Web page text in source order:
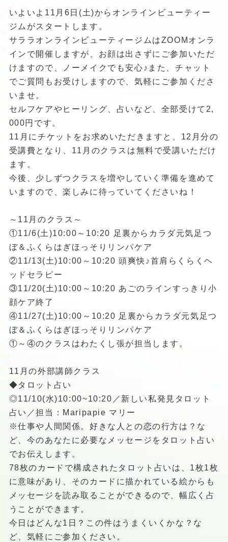
いよいよ11月6日(土)からオンラインビューティー
ジムがスタートします。
サララオンラインビューティージムはZOOMオンラ
インで開催しますが、お顔は出さずにご参加いただ
けますので、ノーメイクでも安心♪また、チャット
でご質問もお受けしますので、気軽にご参加くださ
いませ。
セルフケアやヒーリング、占いなど、全部受けて2,
000円です。
11月にチケットをお求めいただきますと、12月分の
受講費となり、11月のクラスは無料で受講いただけ
ます。
今後、少しずつクラスを増やしていく準備を進めて
いますので、楽しみに待っていてくださいね！
～11月のクラス～
①11/6(土)10:00～10:20 足裏からカラダ元気足つ
ぼ＆ふくらはぎほっそりリンパケア
②11/13(土)10:00～10:20 頭爽快♪首肩らくらくヘ
ッドセラピー
③11/20(土)10:00～10:20 あごのラインすっきり小
顔ケア終了
④11/27(土)10:00～10:20 足裏からカラダ元気足つ
ぼ＆ふくらはぎほっそりリンパケア
①～④のクラスはわたくし張が担当します。
11月の外部講師クラス
◆タロット占い
◎11/10(水)10:00~10:20／新しい私発見タロット
占い／担当：Maripapie マリー
※仕事や人間関係。好きな人との恋の行方は？な
ど、今のあなたに必要なメッセージをタロット占い
でお伝えします。
78枚のカードで構成されたタロット占いは、1枚1枚
に意味があり、そのカードに描かれている絵からも
メッセージを読み取ることができるので、幅広く占
うことができます。
今日はどんな1日？この件はうまくいくかな？な
ど、気軽にご参加ください。